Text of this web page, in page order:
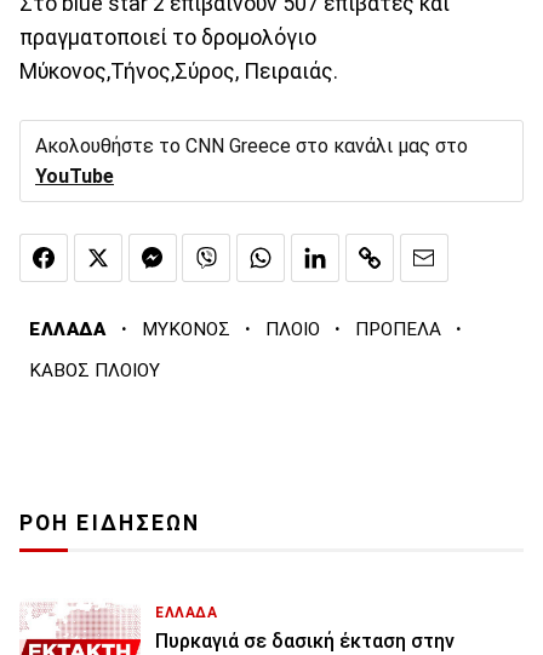
πραγματοποιεί το δρομολόγιο
Μύκονος,Τήνος,Σύρος, Πειραιάς.
Ακολουθήστε το CNN Greece στο κανάλι μας στο
YouTube
ΕΛΛΑΔΑ · ΜΥΚΟΝΟΣ · ΠΛΟΙΟ · ΠΡΟΠΕΛΑ ·
ΚΑΒΟΣ ΠΛΟΙΟΥ
ΡΟΗ ΕΙΔΗΣΕΩΝ
ΕΛΛΑΔΑ
Πυρκαγιά σε δασική έκταση στην